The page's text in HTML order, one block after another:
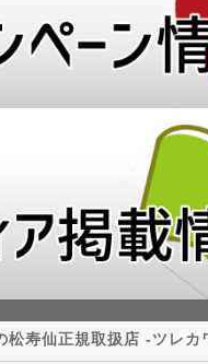
松寿仙正規取扱店 ‐ツレカ